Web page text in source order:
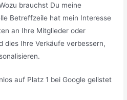
brauchst Du meine
Betreffzeile hat mein Interesse
an Ihre Mitglieder oder
dies Ihre Verkäufe verbessern,
auf Platz 1 bei Google gelistet